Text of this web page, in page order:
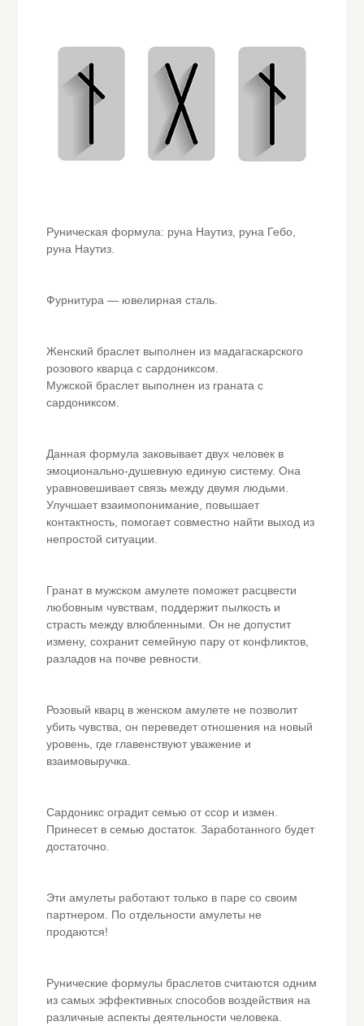
Руническая формула: руна Наутиз, руна Гебо,
руна Наутиз.
Фурнитура — ювелирная сталь.
Женский браслет выполнен из мадагаскарского
розового кварца с сардониксом.
Мужской браслет выполнен из граната с
сардониксом.
Данная формула заковывает двух человек в
эмоционально-душевную единую систему. Она
уравновешивает связь между двумя людьми.
Улучшает взаимопонимание, повышает
контактность, помогает совместно найти выход из
непростой ситуации.
Гранат в мужском амулете поможет расцвести
любовным чувствам, поддержит пылкость и
страсть между влюбленными. Он не допустит
измену, сохранит семейную пару от конфликтов,
разладов на почве ревности.
Розовый кварц в женском амулете не позволит
убить чувства, он переведет отношения на новый
уровень, где главенствуют уважение и
взаимовыручка.
Сардоникс оградит семью от ссор и измен.
Принесет в семью достаток. Заработанного будет
достаточно.
Эти амулеты работают только в паре со своим
партнером. По отдельности амулеты не
продаются!
Рунические формулы браслетов считаются одним
из самых эффективных способов воздействия на
различные аспекты деятельности человека.